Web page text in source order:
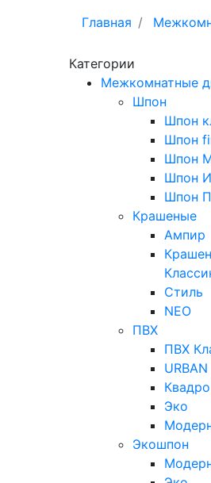
Главная
Категории
Межкомнатные
Шпон
Шпон
Шпон
Шпон
Шпон
Шпон
Крашеные
Ампир
Стиль
NEO
ПВХ
ПВХ
URBAN
Эко
Экошпон